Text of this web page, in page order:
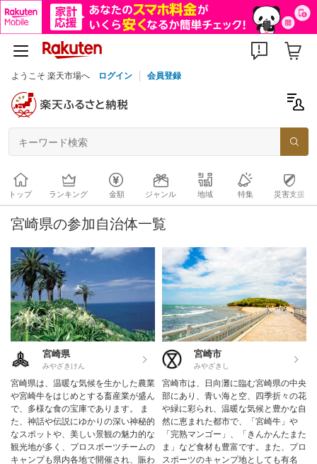
ようこそ 楽天市場へ ログイン 会員登録
トップ ランキング 金額 ジャンル 地域 特集 災害支援
宮崎県の参加自治体一覧
宮崎県
みやざきけん
宮崎県は、温暖な気候を生かした農業
や宮崎牛をはじめとする畜産業が盛ん
で、多様な食の宝庫であります。 ま
た、神話や伝説にゆかりの深い神秘的
なスポットや、美しい景観の魅力的な
観光地が多く、プロスポーツチームの
キャンプも県内各地で開催され、賑わ
宮崎市
みやざきし
宮崎市は、日向灘に臨む宮崎県の中央
部にあり、青い海と空、四季折々の花
や緑に彩られ、温暖な気候と豊かな自
然に恵まれた都市で、「宮崎牛」や
「完熟マンゴー」、「きんかんたまた
ま」など食材も豊富です。また、プロ
スポーツのキャンプ地としても有名